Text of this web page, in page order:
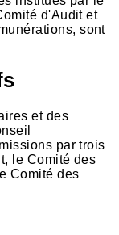
d'Audit et
sont
et des
par trois
le Comité des
Comité des